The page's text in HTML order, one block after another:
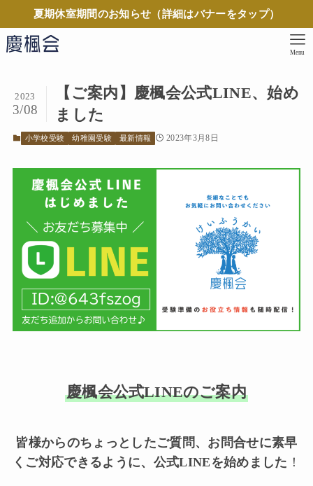
夏期休室期間のお知らせ（詳細はバナーをタップ）
Menu
【ご案内】慶楓会公式LINE、始め
ました
2023
3/08
小学校受験 幼稚園受験 最新情報 2023年3月8日
慶楓会公式LINEのご案内
皆様からのちょっとしたご質問、お問合せに素早
くご対応できるように、公式LINEを始めました ！